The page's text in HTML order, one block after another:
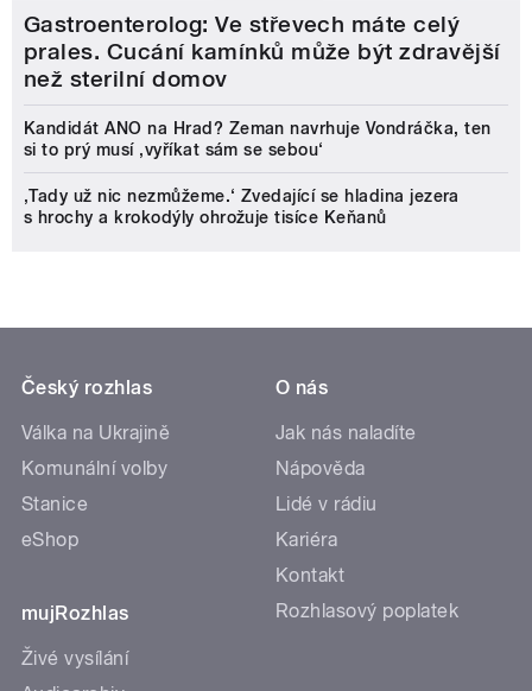
Gastroenterolog: Ve střevech máte celý
prales. Cucání kamínků může být zdravější
než sterilní domov
Kandidát ANO na Hrad? Zeman navrhuje Vondráčka, ten
si to prý musí ‚vyříkat sám se sebou‘
‚Tady už nic nezmůžeme.‘ Zvedající se hladina jezera
s hrochy a krokodýly ohrožuje tisíce Keňanů
Český rozhlas
Válka na Ukrajině
Komunální volby
Stanice
eShop
mujRozhlas
Živé vysílání
O nás
Jak nás naladíte
Nápověda
Lidé v rádiu
Kariéra
Kontakt
Rozhlasový poplatek